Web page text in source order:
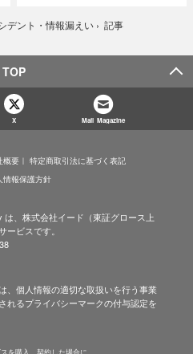
デント・情報漏えい › 記事
TOP
X Mail Magazine
概要
特定商取引法に基づく表記
情報保護方針
は、株式会社イード（東証グロース上
ービスです。
、個人情報の適切な取扱いを行う事業
れるプライバシーマークの付与認定を